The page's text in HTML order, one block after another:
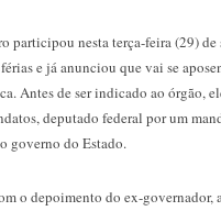
participou nesta terça-feira (29) de
e já anunciou que vai se
Antes de ser indicado ao órgão,
deputado federal por um
governo do Estado.
o depoimento do ex-governador,